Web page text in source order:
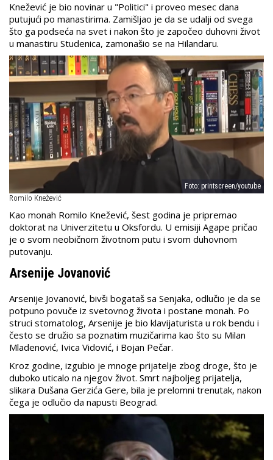
Knežević je bio novinar u "Politici" i proveo mesec dana
putujući po manastirima. Zamišljao je da se udalji od svega
što ga podseća na svet i nakon što je započeo duhovni život
u manastiru Studenica, zamonašio se na Hilandaru.
Foto: printscreen/youtube
Romilo Knežević
Kao monah Romilo Knežević, šest godina je pripremao
doktorat na Univerzitetu u Oksfordu. U emisiji Agape pričao
je o svom neobičnom životnom putu i svom duhovnom
putovanju.
Arsenije Jovanović
Arsenije Jovanović, bivši bogataš sa Senjaka, odlučio je da se
potpuno povuče iz svetovnog života i postane monah. Po
struci stomatolog, Arsenije je bio klavijaturista u rok bendu i
često se družio sa poznatim muzičarima kao što su Milan
Mladenović, Ivica Vidović, i Bojan Pečar.
Kroz godine, izgubio je mnoge prijatelje zbog droge, što je
duboko uticalo na njegov život. Smrt najboljeg prijatelja,
slikara Dušana Gerzića Gere, bila je prelomni trenutak, nakon
čega je odlučio da napusti Beograd.